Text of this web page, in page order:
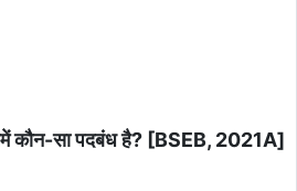
कौन-सा पदबंध है? [BSEB, 2021A]